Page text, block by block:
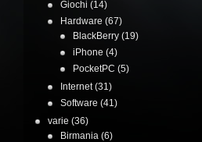
Giochi (14)
Hardware (67)
BlackBerry (19)
iPhone (4)
PocketPC (5)
Internet(31)
Software (41)
varie (36)
Birmania (6)